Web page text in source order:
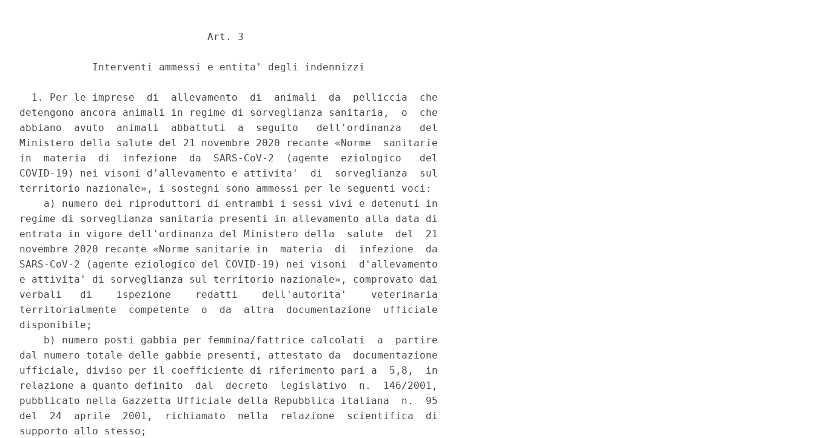
                               Art. 3
            Interventi ammessi e entita' degli indennizzi
  1. Per le imprese  di  allevamento  di  animali  da  pelliccia  che
detengono ancora animali in regime di sorveglianza sanitaria,  o  che
abbiano  avuto  animali  abbattuti  a  seguito   dell'ordinanza   del
Ministero della salute del 21 novembre 2020 recante «Norme  sanitarie
in  materia  di  infezione  da  SARS-CoV-2  (agente  eziologico   del
COVID-19) nei visoni d'allevamento e attivita'  di  sorveglianza  sul
territorio nazionale», i sostegni sono ammessi per le seguenti voci:
    a) numero dei riproduttori di entrambi i sessi vivi e detenuti in
regime di sorveglianza sanitaria presenti in allevamento alla data di
entrata in vigore dell'ordinanza del Ministero della  salute  del  21
novembre 2020 recante «Norme sanitarie in  materia  di  infezione  da
SARS-CoV-2 (agente eziologico del COVID-19) nei visoni  d'allevamento
e attivita' di sorveglianza sul territorio nazionale», comprovato dai
verbali   di    ispezione    redatti    dell'autorita'    veterinaria
territorialmente  competente  o  da  altra  documentazione  ufficiale
disponibile;
    b) numero posti gabbia per femmina/fattrice calcolati  a  partire
dal numero totale delle gabbie presenti, attestato da  documentazione
ufficiale, diviso per il coefficiente di riferimento pari a  5,8,  in
relazione a quanto definito  dal  decreto  legislativo  n.  146/2001,
pubblicato nella Gazzetta Ufficiale della Repubblica italiana  n.  95
del  24  aprile  2001,  richiamato  nella  relazione  scientifica  di
supporto allo stesso;